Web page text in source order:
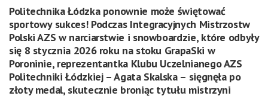
Politechnika Łódzka ponownie może świętować
sportowy sukces! Podczas Integracyjnych Mistrzostw
Polski AZS w narciarstwie i snowboardzie, które odbyły
się 8 stycznia 2026 roku na stoku GrapaSki w
Poroninie, reprezentantka Klubu Uczelnianego AZS
Politechniki Łódzkiej – Agata Skalska – sięgnęła po
złoty medal, skutecznie broniąc tytułu mistrzyni